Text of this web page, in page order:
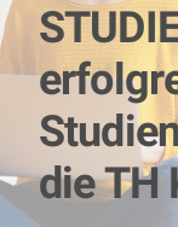
die TH